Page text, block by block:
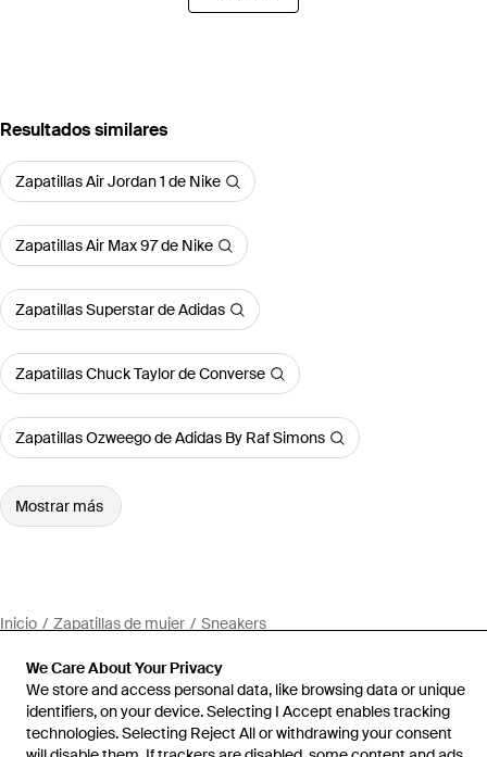
We Care About Your Privacy
We store and access personal data, like browsing data or unique
identifiers, on your device. Selecting I Accept enables tracking
technologies. Selecting Reject All or withdrawing your consent
Resultados similares
Zapatillas Air Jordan 1 de Nike
Zapatillas Air Max 97 de Nike
Zapatillas Superstar de Adidas
Zapatillas Chuck Taylor de Converse
Zapatillas Ozweego de Adidas By Raf Simons
Mostrar más
Inicio Zapatillas de mujer Sneakers
Ayuda e información